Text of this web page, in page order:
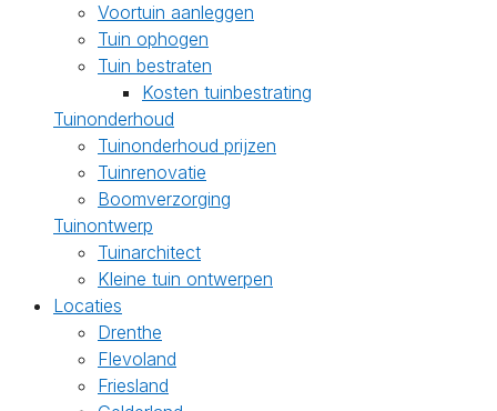
Voortuin aanleggen
Tuin ophogen
Tuin bestraten
Kosten tuinbestrating
Tuinonderhoud
Tuinonderhoud prijzen
Tuinrenovatie
Boomverzorging
Tuinontwerp
Tuinarchitect
Kleine tuin ontwerpen
Locaties
Drenthe
Flevoland
Friesland